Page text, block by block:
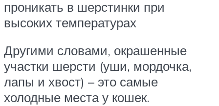
проникать в шерстинки при
высоких температурах
Другими словами, окрашенные
участки шерсти (уши, мордочка,
лапы и хвост) – это самые
холодные места у кошек.